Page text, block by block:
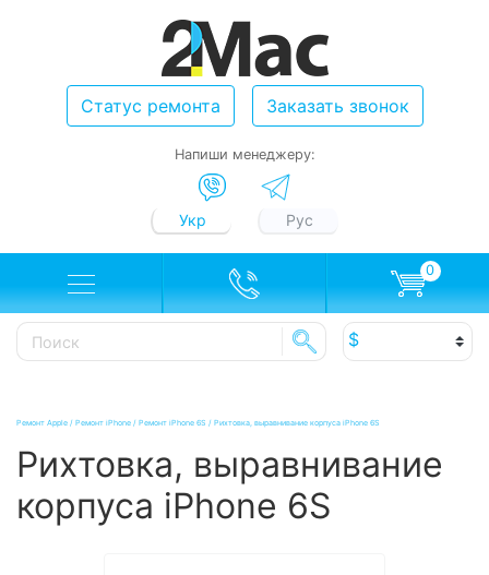
Статус ремонта Заказать звонок
Напиши менеджеру:
Укр Рус
0
Ремонт Apple / Ремонт iPhone / Ремонт iPhone 6S / Рихтовка, выравнивание корпуса iPhone 6S
Рихтовка, выравнивание
корпуса iPhone 6S